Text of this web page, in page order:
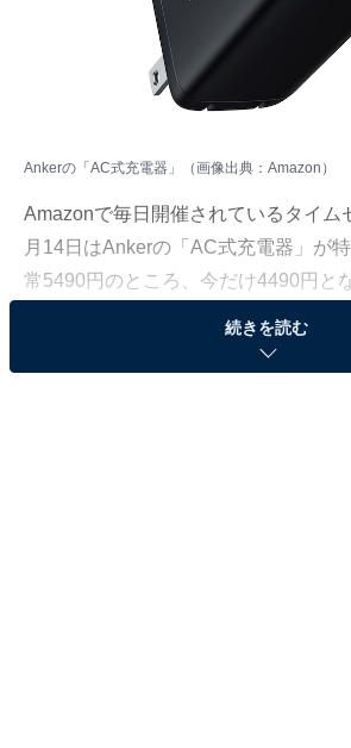
Ankerの「AC式充電器」（画像出典：Amazon）
Amazonで毎日開催されているタイム
月14日はAnkerの「AC式充電器」が
常5490円のところ、今だけ4490円と
そのほかにも注目の商品がラインナッ
続きを読む